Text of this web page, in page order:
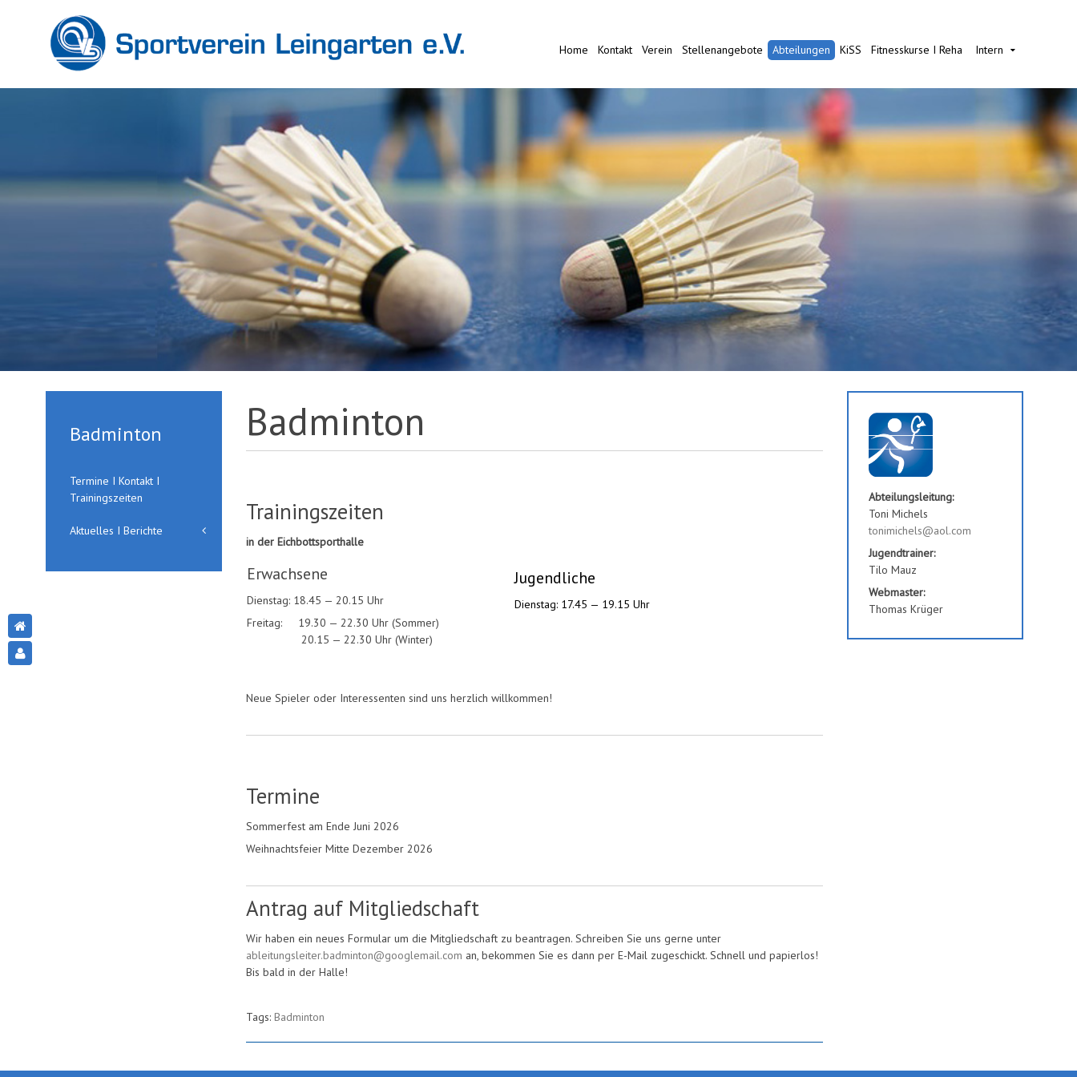
Home Kontakt Verein Stellenangebote Abteilungen KiSS Fitnesskurse I Reha Intern
Badminton
Trainingszeiten
in der Eichbottsporthalle
Erwachsene
Dienstag: 18.45 — 20.15 Uhr
Freitag: 19.30 — 22.30 Uhr (Sommer)
20.15 — 22.30 Uhr (Winter)
Jugendliche
Dienstag: 17.45 — 19.15 Uhr
Neue Spieler oder Interessenten sind uns herzlich willkommen!
Termine
Sommerfest am Ende Juni 2026
Weihnachtsfeier Mitte Dezember 2026
Antrag auf Mitgliedschaft
Wir haben ein neues Formular um die Mitgliedschaft zu beantragen. Schreiben Sie uns gerne unter
ableitungsleiter.badminton@googlemail.com an, bekommen Sie es dann per E-Mail zugeschickt. Schnell und papierlos!
Bis bald in der Halle!
Tags: Badminton
Badminton
Termine I Kontakt I
Trainingszeiten
Aktuelles I Berichte
Abteilungsleitung:
Toni Michels
tonimichels@aol.com
Jugendtrainer:
Tilo Mauz
Webmaster:
Thomas Krüger